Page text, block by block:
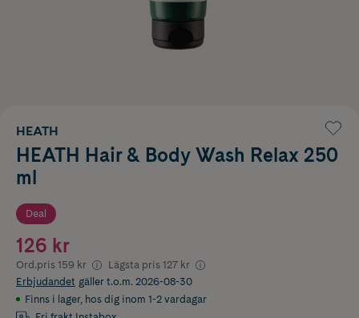
HEATH
HEATH Hair & Body Wash Relax 250
ml
Deal
126 kr
Ord.pris 159 kr Lägsta pris 127 kr
Erbjudandet gäller t.o.m. 2026-08-30
Finns i lager, hos dig inom 1-2 vardagar